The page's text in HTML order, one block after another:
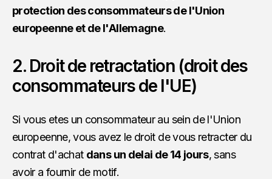
protection des consommateurs de l'Union
europeenne et de l'Allemagne.
2. Droit de retractation (droit des
consommateurs de l'UE)
Si vous etes un consommateur au sein de l'Union
europeenne, vous avez le droit de vous retracter du
contrat d'achat dans un delai de 14 jours, sans
avoir a fournir de motif.